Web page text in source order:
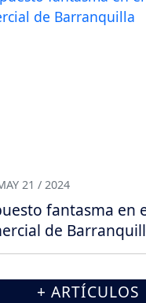
21 / 2024
fantasma en
de
+ ARTÍCULOS